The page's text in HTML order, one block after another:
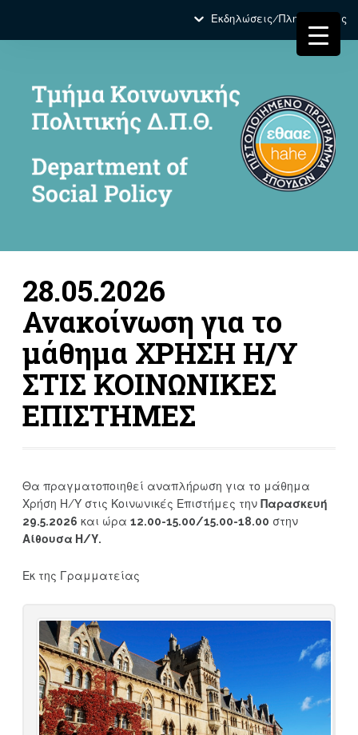
Εκδηλώσεις/Πληροφορίες
28.05.2026
Ανακοίνωση για το
μάθημα ΧΡΗΣΗ Η/Υ
ΣΤΙΣ ΚΟΙΝΩΝΙΚΕΣ
ΕΠΙΣΤΗΜΕΣ
Θα πραγματοποιηθεί αναπλήρωση για το μάθημα
Χρήση Η/Υ στις Κοινωνικές Επιστήμες την Παρασκευή
29.5.2026 και ώρα 12.00-15.00/15.00-18.00 στην
Αίθουσα Η/Υ.
Εκ της Γραμματείας